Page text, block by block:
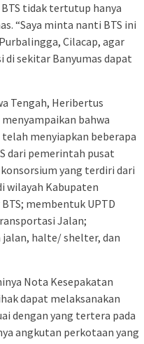
tidak tertutup hanya
“Saya minta nanti BTS ini
Cilacap, agar
sekitar Banyumas dapat
Tengah, Heribertus
bahwa
menyiapkan beberapa
dari pemerintah pusat
yang terdiri dari
wilayah Kabupaten
membentuk UPTD
Jalan;
halte/ shelter, dan
Nota Kesepakatan
dapat melaksanakan
dengan yang tertera pada
angkutan perkotaan yang